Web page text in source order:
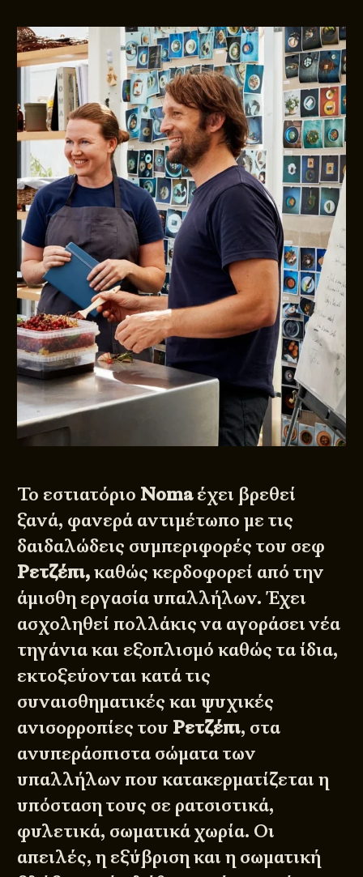
Το εστιατόριο Νomaέχει βρεθεί
ξανά, φανερά αντιμέτωπο με τις
δαιδαλώδεις συμπεριφορές του σεφ
Ρετζέπι,καθώς κερδοφορεί από την
άμισθη εργασία υπαλλήλων. Έχει
ασχοληθεί πολλάκις να αγοράσει νέα
τηγάνια και εξοπλισμό καθώς τα ίδια,
εκτοξεύονται κατά τις
συναισθηματικές και ψυχικές
ανισορροπίες του Ρετζέπι, στα
ανυπεράσπιστα σώματα των
υπαλλήλων που κατακερματίζεται η
υπόσταση τους σε ρατσιστικά,
φυλετικά, σωματικά χωρία. Οι
απειλές, η εξύβριση και η σωματική